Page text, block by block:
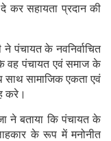
कर सहायता प्रदान की
पंचायत के नवनिर्वाचित
वह पंचायत एवं समाज के
साथ सामाजिक एकता एवं
करे।
ने बताया कि पंचायत के
के रूप में मनोनीत